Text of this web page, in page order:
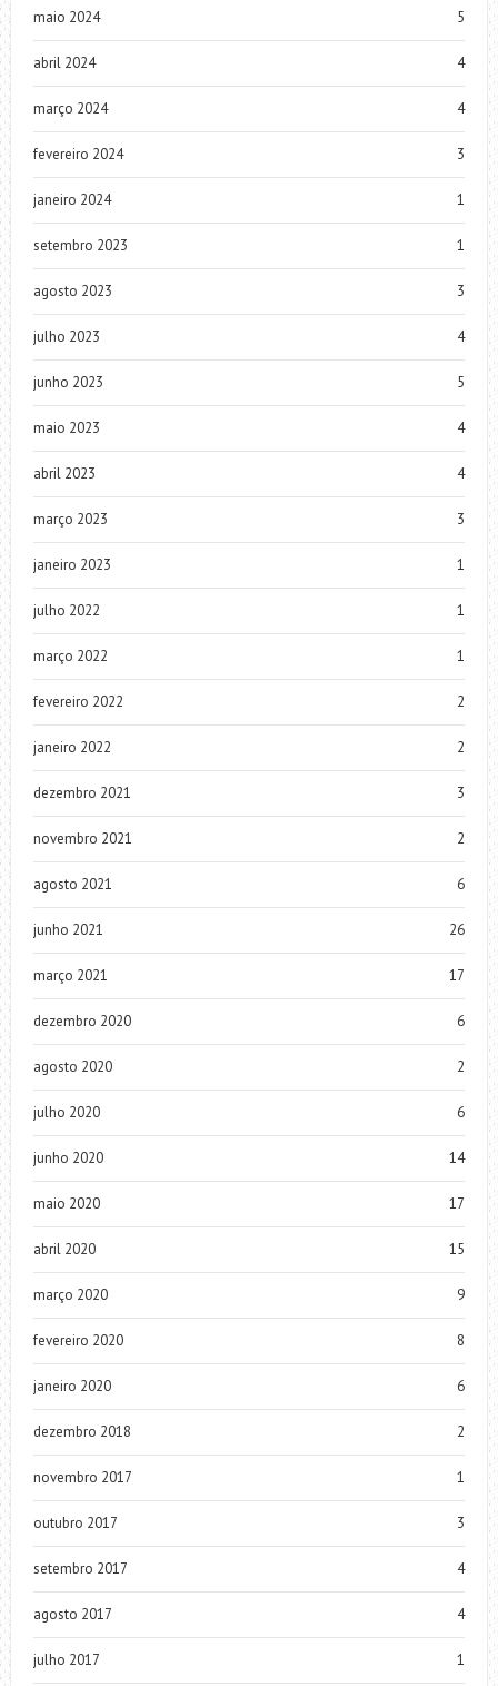
maio 2024 5
abril 2024 4
março 2024 4
fevereiro 2024 3
janeiro 2024 1
setembro 2023 1
agosto 2023 3
julho 2023 4
junho 2023 5
maio 2023 4
abril 2023 4
março 2023 3
janeiro 2023 1
julho 2022 1
março 2022 1
fevereiro 2022 2
janeiro 2022 2
dezembro 2021 3
novembro 2021 2
agosto 2021 6
junho 2021 26
março 2021 17
dezembro 2020 6
agosto 2020 2
julho 2020 6
junho 2020 14
maio 2020 17
abril 2020 15
março 2020 9
fevereiro 2020 8
janeiro 2020 6
dezembro 2018 2
novembro 2017 1
outubro 2017 3
setembro 2017 4
agosto 2017 4
julho 2017 1